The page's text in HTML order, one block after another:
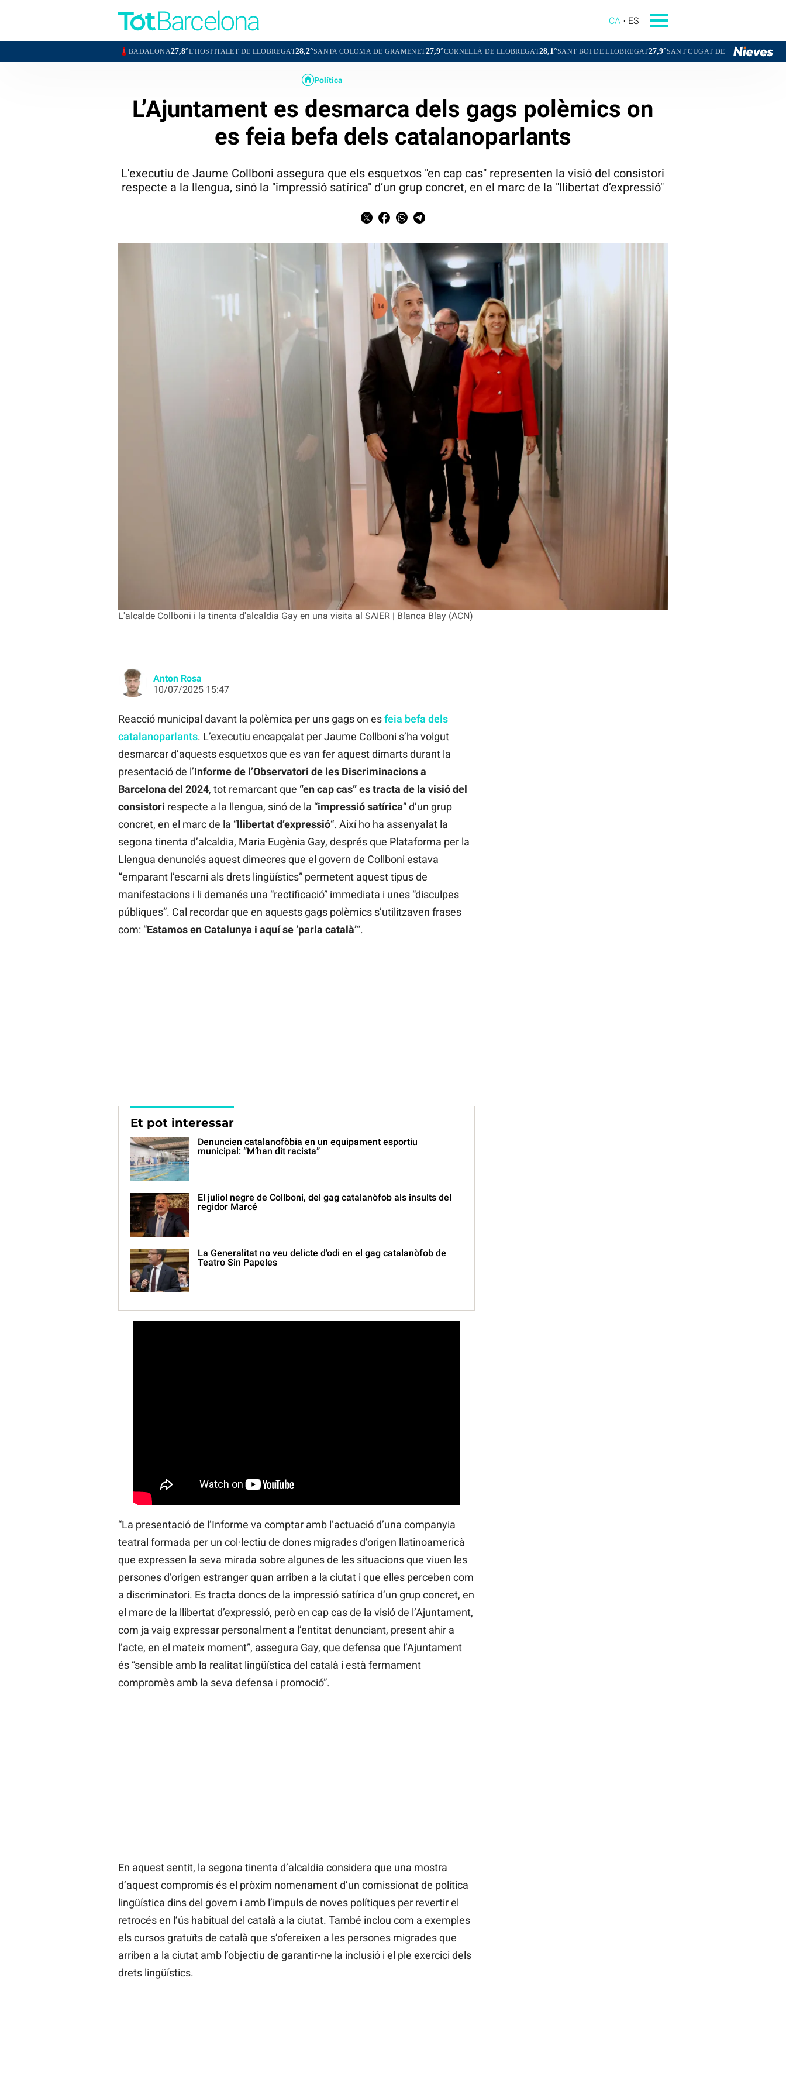
CA ES
27,8°L'HOSPITALET DE LLOBREGAT28,2°SANTA COLOMA DE GRAMENET27,9°CORNELLÀ DE LLOBREGAT28,1°SANT BOI DE LLOBREGAT27,9°SANT CUGAT DEL VALLÈS28,0° ESPLUGUES DE
L'alcalde Collboni i la tinenta d'alcaldia Gay en una visita al SAIER | Blanca Blay (ACN)
Política
L’Ajuntament es desmarca dels gags polèmics on
es feia befa dels catalanoparlants
L'executiu de Jaume Collboni assegura que els esquetxos "en cap cas" representen la visió del consistori
respecte a la llengua, sinó la "impressió satírica" d’un grup concret, en el marc de la "llibertat d’expressió"
Anton Rosa
10/07/2025 15:47
Reacció municipal davant la polèmica per uns gags on esfeia befa dels
catalanoparlants. L’executiu encapçalat per Jaume Collboni s’ha volgut
desmarcar d’aquests esquetxos que es van fer aquest dimarts durant la
presentació de l’Informe de l’Observatori de les Discriminacions a
Barcelona del 2024, tot remarcant que “en cap cas” es tracta de la visió del
consistori respecte a la llengua, sinó de la “impressió satírica” d’un grup
concret, en el marc de la “llibertat d’expressió“. Així ho ha assenyalat la
segona tinenta d’alcaldia, Maria Eugènia Gay, després que Plataforma per la
Llengua denunciés aquest dimecres que el govern de Collboni estava
“emparant l’escarni als drets lingüístics” permetent aquest tipus de
manifestacions i li demanés una “rectificació” immediata i unes “disculpes
públiques”. Cal recordar que en aquests gags polèmics s’utilitzaven frases
com: “Estamos en Catalunya i aquí se ‘parla català’“.
Et pot interessar
Denuncien catalanofòbia en un equipament esportiu
municipal: “M’han dit racista”
El juliol negre de Collboni, del gag catalanòfob als insults del
regidor Marcé
La Generalitat no veu delicte d’odi en el gag catalanòfob de
Teatro Sin Papeles
“La presentació de l’Informe va comptar amb l’actuació d’una companyia
teatral formada per un col·lectiu de dones migrades d’origen llatinoamericà
que expressen la seva mirada sobre algunes de les situacions que viuen les
persones d’origen estranger quan arriben a la ciutat i que elles perceben com
a discriminatori. Es tracta doncs de la impressió satírica d’un grup concret, en
el marc de la llibertat d’expressió, però en cap cas de la visió de l’Ajuntament,
com ja vaig expressar personalment a l’entitat denunciant, present ahir a
l’acte, en el mateix moment”, assegura Gay, que defensa que l’Ajuntament
és “sensible amb la realitat lingüística del català i està fermament
compromès amb la seva defensa i promoció”.
En aquest sentit, la segona tinenta d’alcaldia considera que una mostra
d’aquest compromís és el pròxim nomenament d’un comissionat de política
lingüística dins del govern i amb l’impuls de noves polítiques per revertir el
retrocés en l’ús habitual del català a la ciutat. També inclou com a exemples
els cursos gratuïts de català que s’ofereixen a les persones migrades que
arriben a la ciutat amb l’objectiu de garantir-ne la inclusió i el ple exercici dels
drets lingüístics.